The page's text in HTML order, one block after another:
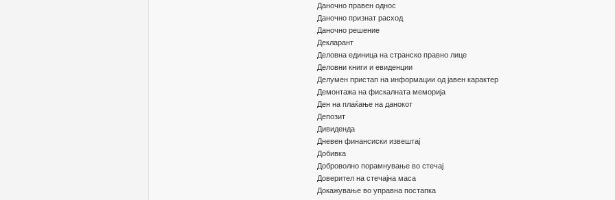
Даночно правен однос
Даночно признат расход
Даночно решение
Декларант
Деловна единица на странско правно лице
Деловни книги и евиденции
Делумен пристап на информации од јавен карактер
Демонтажа на фискалната меморија
Ден на плаќање на данокот
Депозит
Дивиденда
Дневен финансиски извештај
Добивка
Доброволно порамнување во стечај
Доверител на стечајна маса
Докажување во управна постапка